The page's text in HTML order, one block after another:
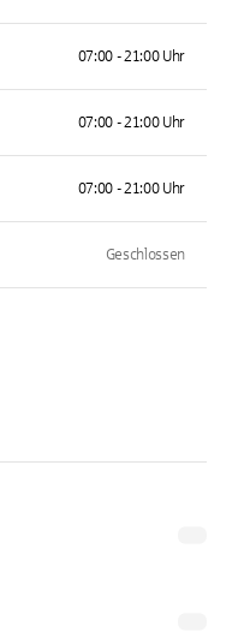
07:00 - 21:00 Uhr
07:00 - 21:00 Uhr
07:00 - 21:00 Uhr
Geschlossen